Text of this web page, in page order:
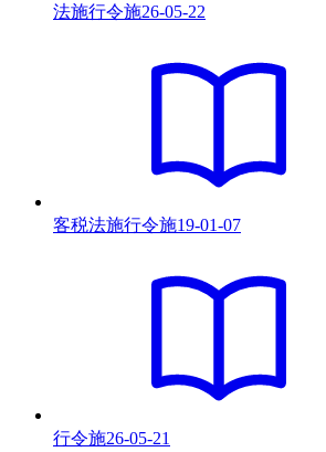
法施行令施26-05-22
客税法施行令施19-01-07
行令施26-05-21